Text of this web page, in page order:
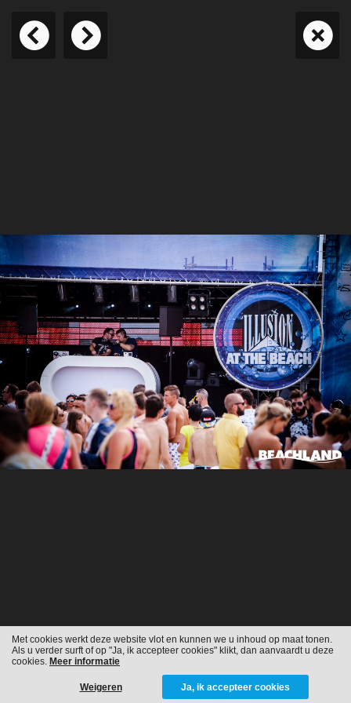
Met cookies werkt deze website vlot en kunnen we u inhoud op maat tonen.
Als u verder surft of op "Ja, ik accepteer cookies" klikt, dan aanvaardt u deze
cookies. Meer informatie
Weigeren Ja, ik accepteer cookies